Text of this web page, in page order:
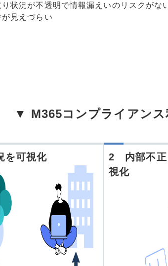
状況が不透明で情報漏えいのリスクがな
見えづらい
▼ M365コンプライアン
を可視化
2 内部不正
視化